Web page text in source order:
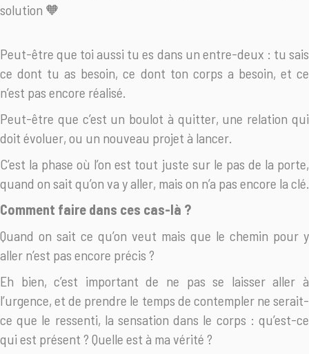
solution 🧡
Peut-être que toi aussi tu es dans un entre-deux : tu sais
ce dont tu as besoin, ce dont ton corps a besoin, et ce
n’est pas encore réalisé.
Peut-être que c’est un boulot à quitter, une relation qui
doit évoluer, ou un nouveau projet à lancer.
C’est la phase où l’on est tout juste sur le pas de la porte,
quand on sait qu’on va y aller, mais on n’a pas encore la clé.
Comment faire dans ces cas-là ?
Quand on sait ce qu’on veut mais que le chemin pour y
aller n’est pas encore précis ?
Eh bien, c’est important de ne pas se laisser aller à
l’urgence, et de prendre le temps de contempler ne serait-
ce que le ressenti, la sensation dans le corps : qu’est-ce
qui est présent ? Quelle est à ma vérité ?